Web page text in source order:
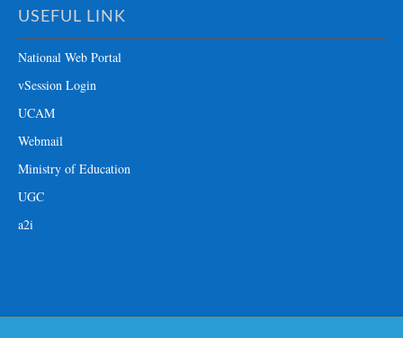
USEFUL LINK
National Web Portal
vSession Login
UCAM
Webmail
Ministry of Education
UGC
a2i